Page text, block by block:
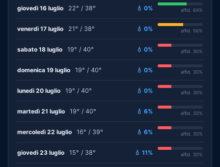
giovedì 16 luglio 22° / 38° 💧 0% affid. 64%
venerdì 17 luglio 21° / 38° 💧 0% affid. 56%
sabato 18 luglio 19° / 40° 💧 0% affid. 30%
domenica 19 luglio 19° / 40° 💧 0% affid. 30%
lunedì 20 luglio 19° / 40° 💧 0% affid. 30%
martedì 21 luglio 19° / 40° 💧 6% affid. 30%
mercoledì 22 luglio 16° / 39° 💧 6% affid. 30%
giovedì 23 luglio 15° / 38° 💧 11% affid. 30%